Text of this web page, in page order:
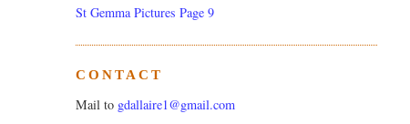
St Gemma Pictures Page 9
CONTACT
Mail to gdallaire1@gmail.com